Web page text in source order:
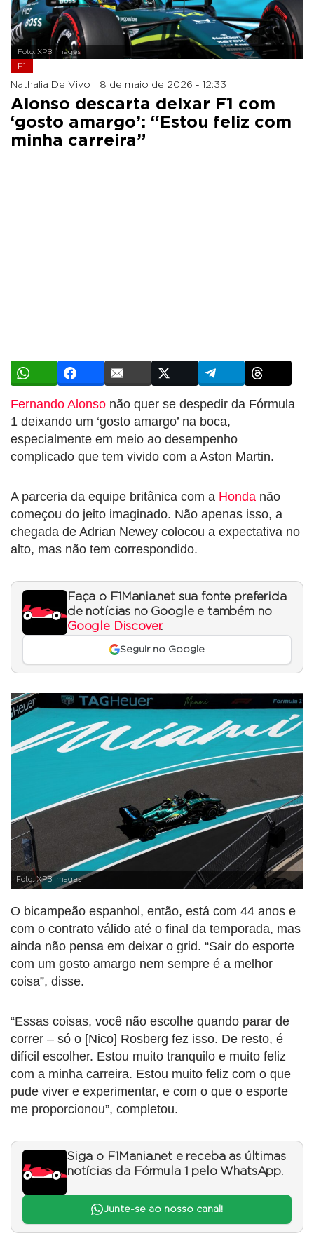
Foto: XPB Images
F1
Nathalia De Vivo | 8 de maio de 2026 - 12:33
Alonso descarta deixar F1 com
‘gosto amargo’: “Estou feliz com
minha carreira”
Fernando Alonso não quer se despedir da Fórmula
1 deixando um ‘gosto amargo’ na boca,
especialmente em meio ao desempenho
complicado que tem vivido com a Aston Martin.
A parceria da equipe britânica com a Honda não
começou do jeito imaginado. Não apenas isso, a
chegada de Adrian Newey colocou a expectativa no
alto, mas não tem correspondido.
Faça o F1Mania.net sua fonte preferida
de notícias no Google e também no
Google Discover.
Seguir no Google
Foto: XPB Images
O bicampeão espanhol, então, está com 44 anos e
com o contrato válido até o final da temporada, mas
ainda não pensa em deixar o grid. “Sair do esporte
com um gosto amargo nem sempre é a melhor
coisa”, disse.
“Essas coisas, você não escolhe quando parar de
correr – só o [Nico] Rosberg fez isso. De resto, é
difícil escolher. Estou muito tranquilo e muito feliz
com a minha carreira. Estou muito feliz com o que
pude viver e experimentar, e com o que o esporte
me proporcionou”, completou.
Siga o F1Mania.net e receba as últimas
notícias da Fórmula 1 pelo WhatsApp.
Junte-se ao nosso canal!